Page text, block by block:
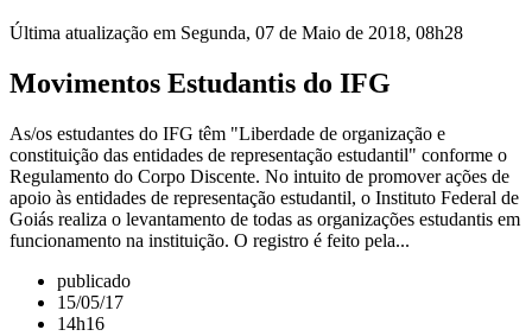
Última atualização em Segunda, 07 de Maio de 2018, 08h28
Movimentos Estudantis do IFG
As/os estudantes do IFG têm "Liberdade de organização e
constituição das entidades de representação estudantil" conforme o
Regulamento do Corpo Discente. No intuito de promover ações de
apoio às entidades de representação estudantil, o Instituto Federal de
Goiás realiza o levantamento de todas as organizações estudantis em
funcionamento na instituição. O registro é feito pela...
publicado
15/05/17
14h16